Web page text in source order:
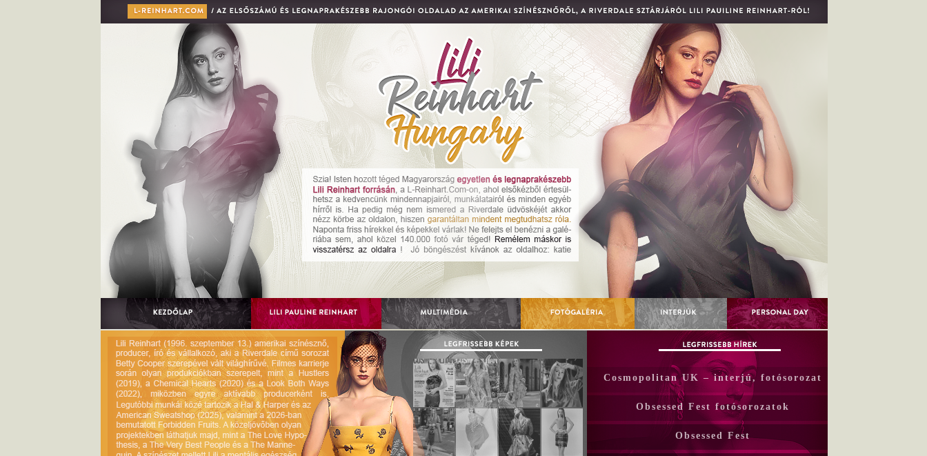
Cosmopolitan UK – interjú, fotósorozat
Obsessed Fest fotósorozatok
Obsessed Fest